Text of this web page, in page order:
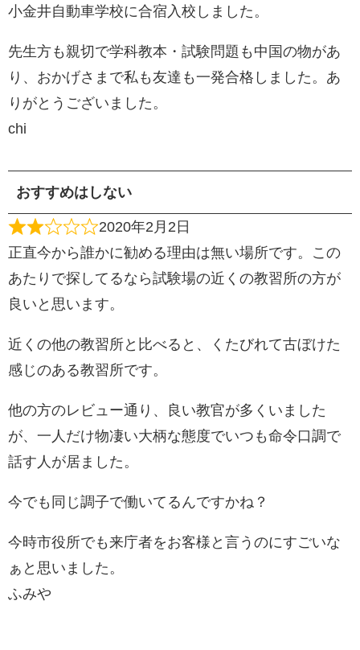
小金井自動車学校に合宿入校しました。
先生方も親切で学科教本・試験問題も中国の物があ
り、おかげさまで私も友達も一発合格しました。あ
りがとうございました。
chi
おすすめはしない
2020年2月2日
正直今から誰かに勧める理由は無い場所です。この
あたりで探してるなら試験場の近くの教習所の方が
良いと思います。
近くの他の教習所と比べると、くたびれて古ぼけた
感じのある教習所です。
他の方のレビュー通り、良い教官が多くいました
が、一人だけ物凄い大柄な態度でいつも命令口調で
話す人が居ました。
今でも同じ調子で働いてるんですかね？
今時市役所でも来庁者をお客様と言うのにすごいな
ぁと思いました。
ふみや